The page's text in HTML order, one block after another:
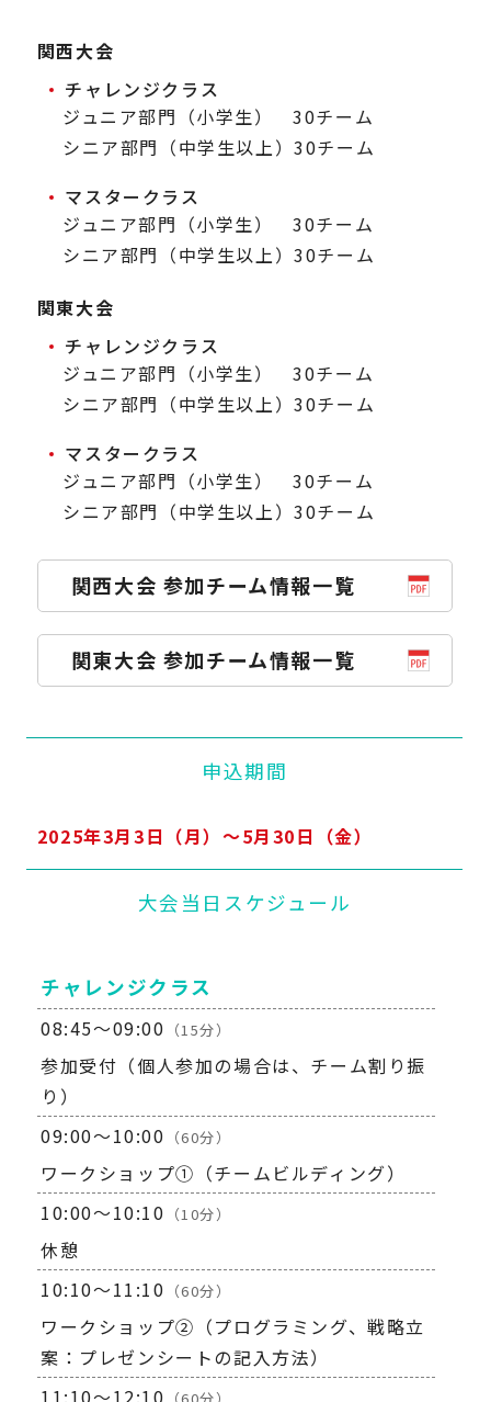
関西大会
チャレンジクラス
ジュニア部門（小学生） 30チーム
シニア部門（中学生以上）30チーム
マスタークラス
ジュニア部門（小学生） 30チーム
シニア部門（中学生以上）30チーム
関東大会
チャレンジクラス
ジュニア部門（小学生） 30チーム
シニア部門（中学生以上）30チーム
マスタークラス
ジュニア部門（小学生） 30チーム
シニア部門（中学生以上）30チーム
関西大会 参加チーム情報一覧
関東大会 参加チーム情報一覧
申込期間
2025年3月3日（月）～5月30日（金）
大会当日スケジュール
チャレンジクラス
08:45～09:00 （15分）
参加受付（個人参加の場合は、チーム割り振
り）
09:00～10:00 （60分）
ワークショップ①（チームビルディング）
10:00～10:10 （10分）
休憩
10:10～11:10 （60分）
ワークショップ② （プログラミング、戦略立
案：プレゼンシートの記入方法）
11:10～12:10